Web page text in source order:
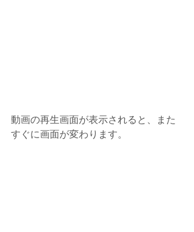
動画の再生画面が表示されると、また
すぐに画面が変わります。